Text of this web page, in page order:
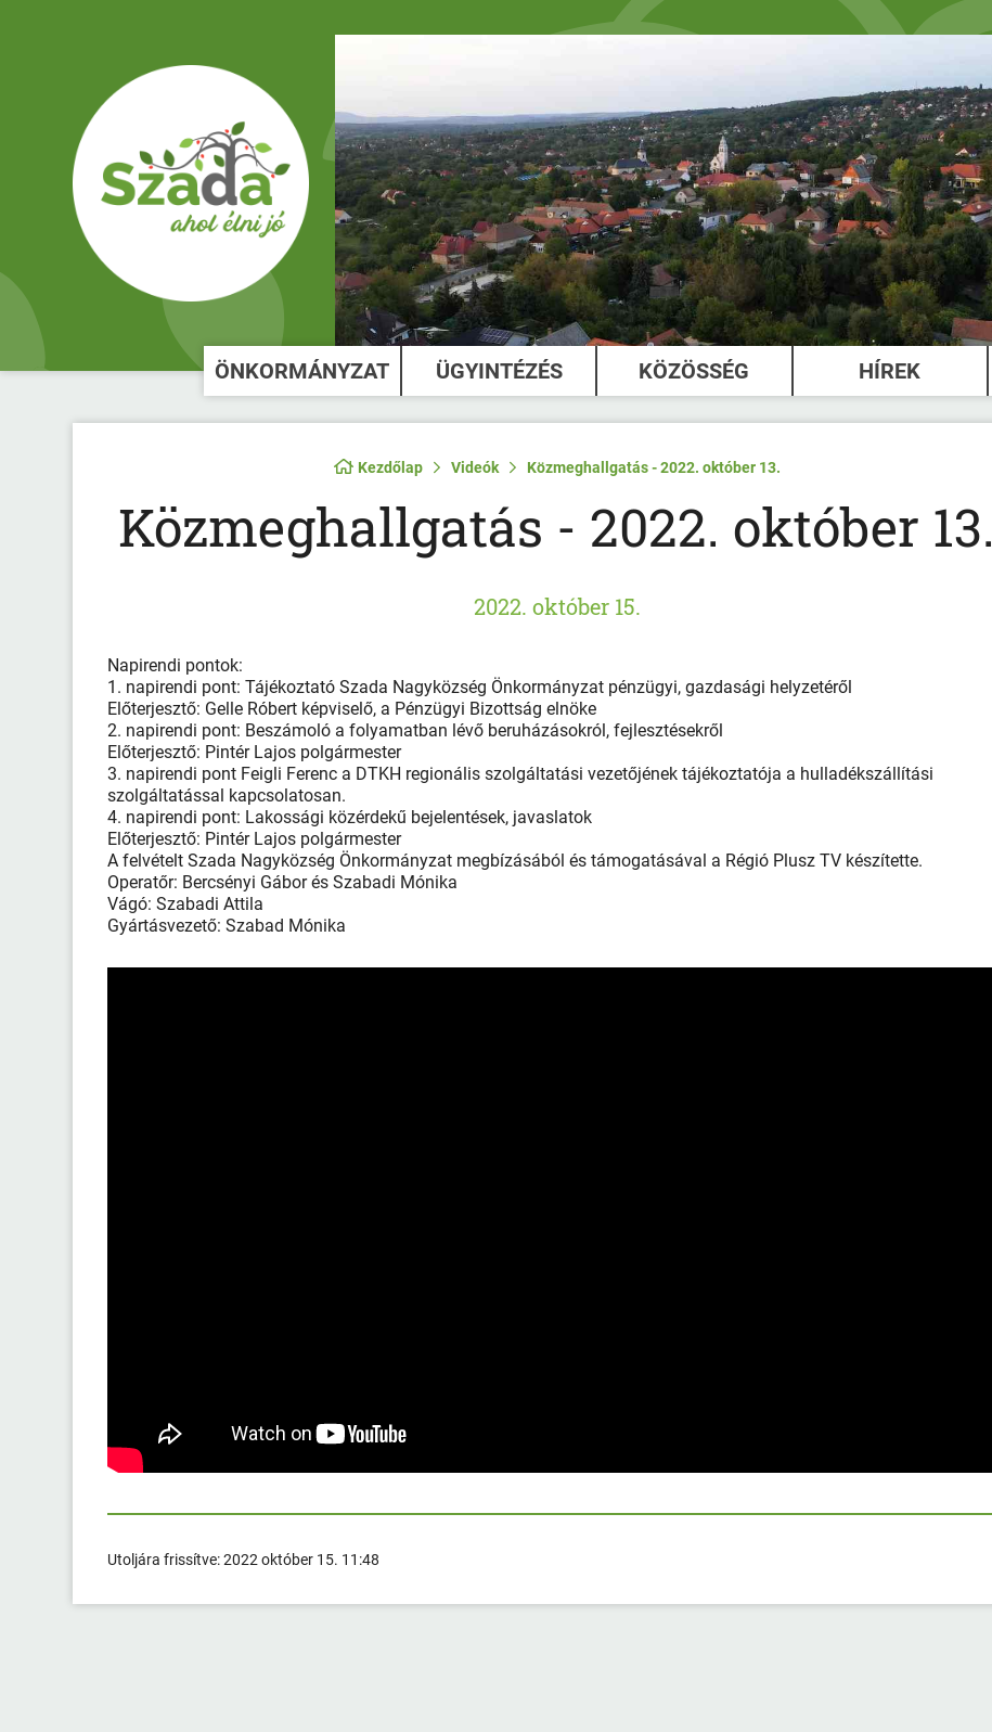
ÖNKORMÁNYZAT ÜGYINTÉZÉS KÖZÖSSÉG HÍREK
Kezdőlap Videók Közmeghallgatás - 2022. október 13.
Közmeghallgatás - 2022. október 13.
2022. október 15.
Napirendi pontok:
1. napirendi pont: Tájékoztató Szada Nagyközség Önkormányzat pénzügyi, gazdasági helyzetéről
Előterjesztő: Gelle Róbert képviselő, a Pénzügyi Bizottság elnöke
2. napirendi pont: Beszámoló a folyamatban lévő beruházásokról, fejlesztésekről
Előterjesztő: Pintér Lajos polgármester
3. napirendi pont Feigli Ferenc a DTKH regionális szolgáltatási vezetőjének tájékoztatója a hulladékszállítási
szolgáltatással kapcsolatosan.
4. napirendi pont: Lakossági közérdekű bejelentések, javaslatok
Előterjesztő: Pintér Lajos polgármester
A felvételt Szada Nagyközség Önkormányzat megbízásából és támogatásával a Régió Plusz TV készítette.
Operatőr: Bercsényi Gábor és Szabadi Mónika
Vágó: Szabadi Attila
Gyártásvezető: Szabad Mónika
Utoljára frissítve:2022 október 15. 11:48